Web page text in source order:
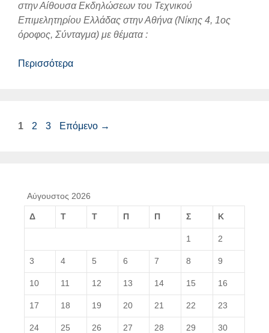
στην Αίθουσα Εκδηλώσεων του Τεχνικού
Επιμελητηρίου Ελλάδας στην Αθήνα (Νίκης 4, 1ος
όροφος, Σύνταγμα) με θέματα :
Περισσότερα
Σελίδα
1 Σελίδα
2 Σελίδα
3 Επόμενο →
Αύγουστος 2026
Δ Τ Τ Π Π Σ Κ
1 2
3 4 5 6 7 8 9
10 11 12 13 14 15 16
17 18 19 20 21 22 23
24 25 26 27 28 29 30